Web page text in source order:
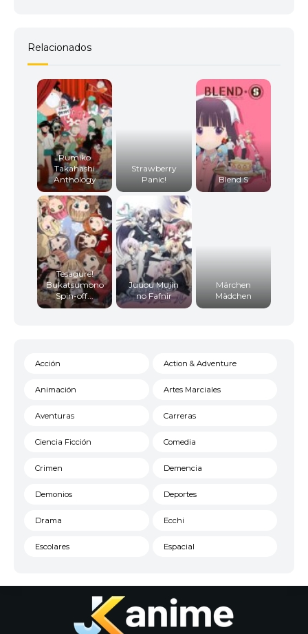
Relacionados
Rumiko
Takahashi
Anthology
Strawberry
Panic!
Blend S
Tesagure!
Bukatsumono
Spin-off...
Juuou Mujin
no Fafnir
Märchen
Mädchen
Acción Action & Adventure
Animación Artes Marciales
Aventuras Carreras
Ciencia Ficción Comedia
Crimen Demencia
Demonios Deportes
Drama Ecchi
Escolares Espacial
Historico
Josei